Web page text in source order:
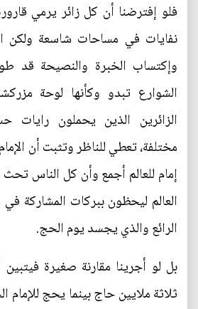
فلو إفترضنا أن كل زائر يرمي
نفايات في مساحات شاسعة ولكن
وإكتساب الخبرة والنصيحة قد
الشوارع تبدو وكأنها لوحة
الزائرين الذين يحملون رايات
مختلفة، تعطي للناظر وتثبت أن
إمام للعالم أجمع وأن كل الناس
العالم ليحظون ببركات المشاركة
الرائع والذي يجسد يوم الحج.
بل لو أجرينا مقارنة صغيرة
ثلاثة ملايين حاج بينما يحج للإمام